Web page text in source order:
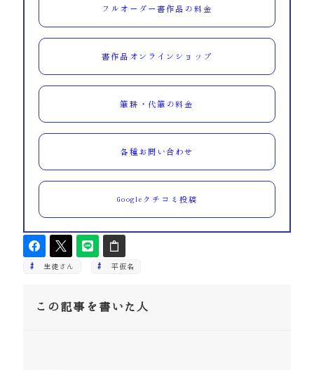
フルオーダー書作品の料金
書作品オンラインショップ
筆耕・代筆の料金
各種お問い合わせ
Googleクチコミ投稿
生徒さん 平仮名
この記事を書いた人